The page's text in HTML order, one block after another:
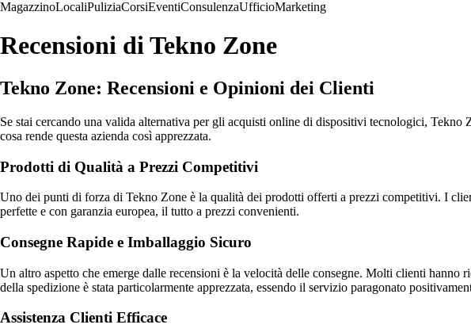
MagazzinoLocaliPuliziaCorsiEventiConsulenzaUfficioMarketing
Recensioni di Tekno Zone
Tekno Zone: Recensioni e Opinioni dei Clienti
Se stai cercando una valida alternativa per gli acquisti online di dispositivi tecnologici, Tekno
cosa rende questa azienda così apprezzata.
Prodotti di Qualità a Prezzi Competitivi
Uno dei punti di forza di Tekno Zone è la qualità dei prodotti offerti a prezzi competitivi. I
perfette e con garanzia europea, il tutto a prezzi convenienti.
Consegne Rapide e Imballaggio Sicuro
Un altro aspetto che emerge dalle recensioni è la velocità delle consegne. Molti clienti
della spedizione è stata particolarmente apprezzata, essendo il servizio paragonato
Assistenza Clienti Efficace